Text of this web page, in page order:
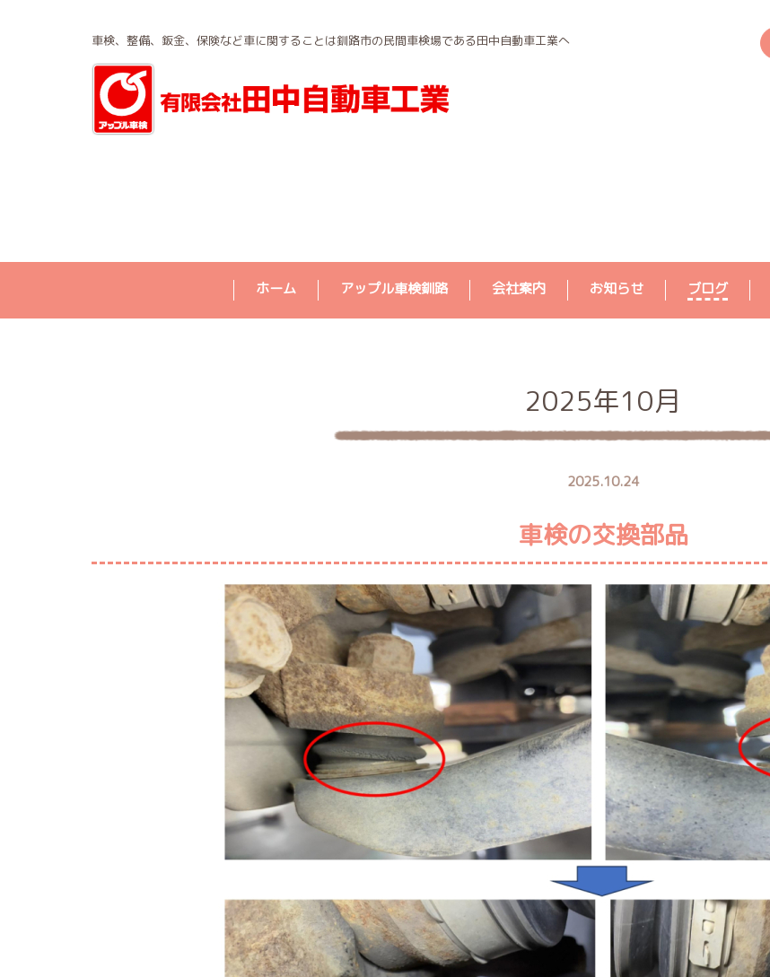
車検、整備、鈑金、保険など車に関することは釧路市の民間車検場である田中自動車工業へ
ホーム アップル車検釧路 会社案内 お知らせ ブログ
2025年10月
2025.10.24
車検の交換部品